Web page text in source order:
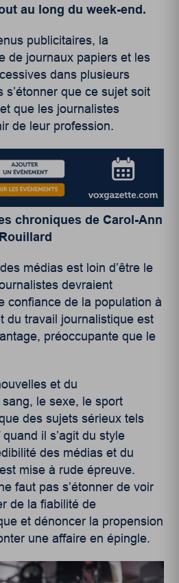
au long du week-end.
publicitaires, la
de journaux papiers et les
dans plusieurs
s’étonner que ce sujet soit
que les journalistes
de leur profession.
chroniques de Carol-Ann
Rouillard
médias est loin d’être le
devraient
confiance de la population à
du travail journalistique est
préoccupante que le
et du
le sexe, le sport
des sujets sérieux tels
il s’agit du style
des médias et du
mise à rude épreuve.
faut pas s’étonner de voir
de la fiabilité de
et dénoncer la propension
une affaire en épingle.